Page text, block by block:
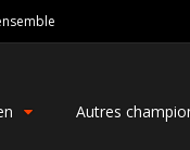
Autres